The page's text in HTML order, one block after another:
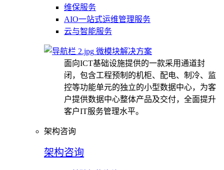
维保服务
AIO一站式运维管理服务
云与智能服务
微模块解决方案
面向ICT基础设施提供的一款采用通道封
闭，包含工程预制的机柜、配电、制冷、监
控等功能单元的独立的小型数据中心，为客
户提供数据中心整体产品及交付，全面提升
客户IT服务管理水平。
架构咨询
架构咨询